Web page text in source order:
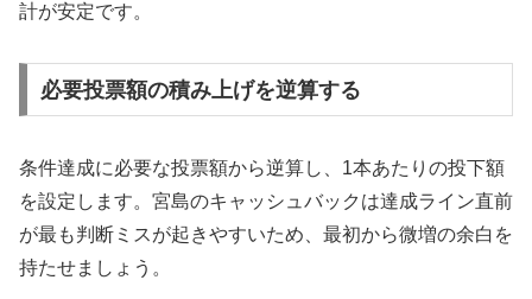
計が安定です。
必要投票額の積み上げを逆算する
条件達成に必要な投票額から逆算し、1本あたりの投下額
を設定します。宮島のキャッシュバックは達成ライン直前
が最も判断ミスが起きやすいため、最初から微増の余白を
持たせましょう。